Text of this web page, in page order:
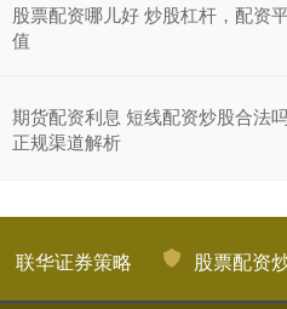
股票配资哪儿好 炒股杠杆，配资
值
期货配资利息 短线配资炒股合法
正规渠道解析
联华证券策略 股票配资